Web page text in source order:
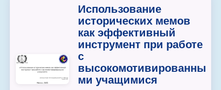
Использование
исторических мемов
как эффективный
инструмент при работе
с
высокомотивированны
ми учащимися